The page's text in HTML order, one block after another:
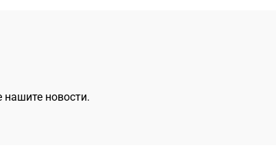
нашите новости.